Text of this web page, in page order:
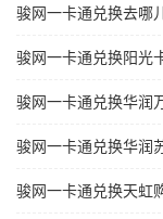
骏网一卡通兑换去哪
骏网一卡通兑换阳光
骏网一卡通兑换华润
骏网一卡通兑换华润
骏网一卡通兑换天虹